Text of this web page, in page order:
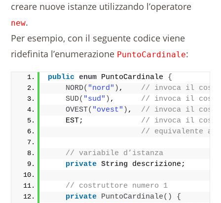
creare nuove istanze utilizzando l’operatore
new.
Per esempio, con il seguente codice viene
ridefinita l’enumerazione PuntoCardinale:
public enum PuntoCardinale {
NORD( "nord" ) , // invoca il
SUD( "sud" ) , // invoca il
OVEST( "ovest" ) , // invoca il
    EST;
// invoca il
// equivalente a
// variabile d’istanza
private String descrizione;
// costruttore numero 1
private PuntoCardinale()
{